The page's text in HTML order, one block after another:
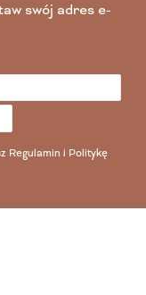
swój adres e-
Regulamin i Politykę